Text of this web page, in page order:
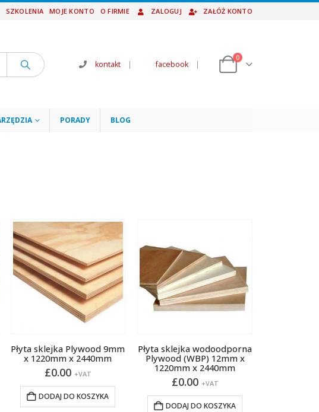
SZKOLENIA MOJE KONTO O FIRMIE ZALOGUJ ZAŁÓŻ KONTO
kontakt | facebook |
0
PORADY BLOG
Płyta sklejka Plywood 9mm
x 1220mm x 2440mm
£0.00 +VAT
DODAJ DO KOSZYKA
Płyta sklejka wodoodporna
Plywood (WBP) 12mm x
1220mm x 2440mm
£0.00 +VAT
DODAJ DO KOSZYKA